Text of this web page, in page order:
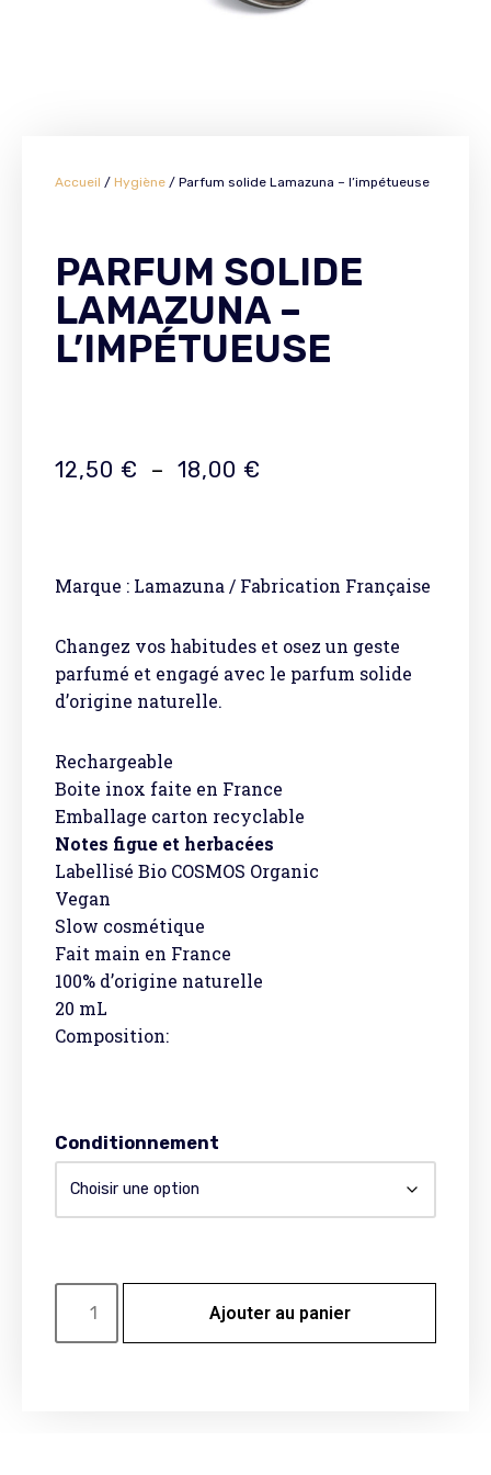
Accueil / Hygiène / Parfum solide Lamazuna – l’impétueuse
PARFUM SOLIDE
LAMAZUNA –
L’IMPÉTUEUSE
12,50 € – 18,00 €
Marque : Lamazuna / Fabrication Française
Changez vos habitudes et osez un geste
parfumé et engagé avec le parfum solide
d’origine naturelle.
Rechargeable
Boite inox faite en France
Emballage carton recyclable
Notes figue et herbacées
Labellisé Bio COSMOS Organic
Vegan
Slow cosmétique
Fait main en France
100% d’origine naturelle
20 mL
Composition:
Conditionnement
Ajouter au panier